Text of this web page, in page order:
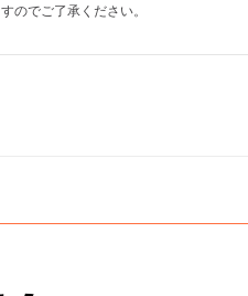
のでご了承ください。